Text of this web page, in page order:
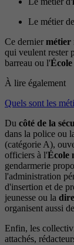
Le métier de
Ce dernier métier
qui veulent rester
barreau ou l'École
À lire également
Quels sont les
Du côté de la
dans la police ou
(catégorie A),
officiers à l'École
gendarmerie
l'administration
d'insertion et de
jeunesse ou la
organisent aussi
Enfin, les
attachés,